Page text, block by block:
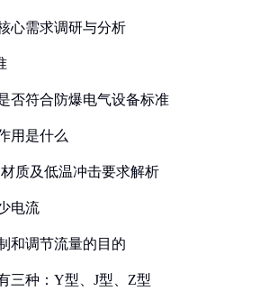
心需求调研与分析
否符合防爆电气设备标准
用是什么
质及低温冲击要求解析
电流
和调节流量的目的
三种：Y型、J型、Z型